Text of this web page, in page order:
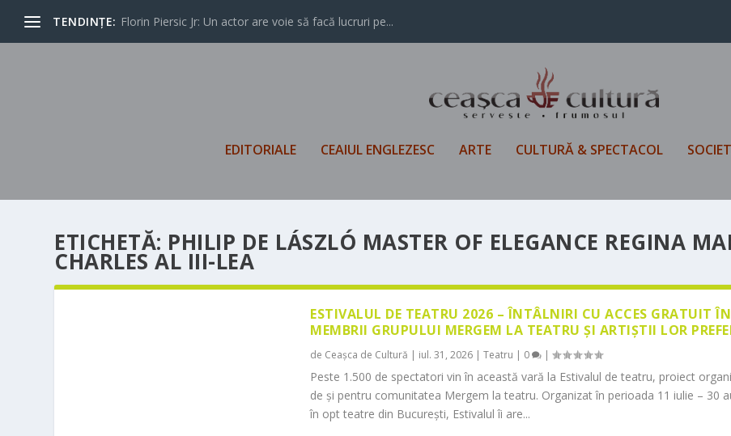
TENDINȚE: Florin Piersic Jr: Un actor are voie să facă lucruri pe...
EDITORIALE CEAIUL ENGLEZESC ARTE CULTURĂ & SPECTACOL
ETICHETĂ: PHILIP DE LÁSZLÓ MASTER OF ELEGANCE REGINA
CHARLES AL III-LEA
ESTIVALUL DE TEATRU 2026 – ÎNTÂLNIRI CU ACCES GRATUIT
MEMBRII GRUPULUI MERGEM LA TEATRU ȘI ARTIȘTII LOR
de Ceașca de Cultură | iul. 31, 2026 |Teatru | 0 |
Peste 1.500 de spectatori vin în această vară la Estivalul de teatru, proiect
de și pentru comunitatea Mergem la teatru. Organizat în perioada 11 iulie – 30
în opt teatre din București, Estivalul îi are...